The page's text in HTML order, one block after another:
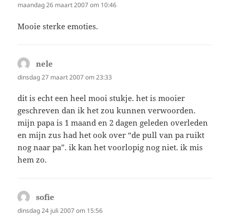
maandag 26 maart 2007 om 10:46
Mooie sterke emoties.
nele
dinsdag 27 maart 2007 om 23:33
dit is echt een heel mooi stukje. het is mooier
geschreven dan ik het zou kunnen verwoorden.
mijn papa is 1 maand en 2 dagen geleden overleden
en mijn zus had het ook over “de pull van pa ruikt
nog naar pa”. ik kan het voorlopig nog niet. ik mis
hem zo.
sofie
dinsdag 24 juli 2007 om 15:56